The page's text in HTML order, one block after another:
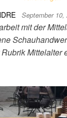
September 10,
mit der
Mittelalter